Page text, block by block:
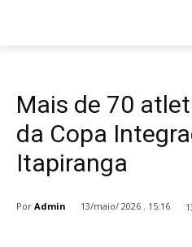
Mais de 70
da Copa
Itapiranga
Por Admin 13/maio/ 2026 . 15:16